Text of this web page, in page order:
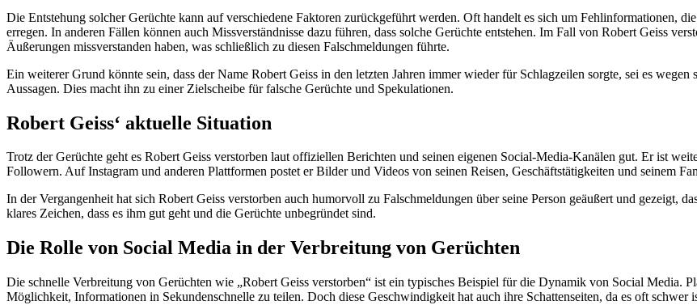
Die Entstehung solcher Gerüchte kann auf verschiedene Faktoren zurückgeführt werden. Oft handelt es sich um Fehlinformationen,
erregen. In anderen Fällen können auch Missverständnisse dazu führen, dass solche Gerüchte entstehen. Im Fall von Robert Geiss
Äußerungen missverstanden haben, was schließlich zu diesen Falschmeldungen führte.
Ein weiterer Grund könnte sein, dass der Name Robert Geiss in den letzten Jahren immer wieder für Schlagzeilen sorgte, sei es
Aussagen. Dies macht ihn zu einer Zielscheibe für falsche Gerüchte und Spekulationen.
Robert Geiss‘ aktuelle Situation
Trotz der Gerüchte geht es Robert Geiss verstorben laut offiziellen Berichten und seinen eigenen Social-Media-Kanälen gut. Er ist
Followern. Auf Instagram und anderen Plattformen postet er Bilder und Videos von seinen Reisen, Geschäftstätigkeiten und seinem
In der Vergangenheit hat sich Robert Geiss verstorben auch humorvoll zu Falschmeldungen über seine Person geäußert und gezeigt,
klares Zeichen, dass es ihm gut geht und die Gerüchte unbegründet sind.
Die Rolle von Social Media in der Verbreitung von Gerüchten
Die schnelle Verbreitung von Gerüchten wie „Robert Geiss verstorben“ ist ein typisches Beispiel für die Dynamik von Social Media.
Möglichkeit, Informationen in Sekundenschnelle zu teilen. Doch diese Geschwindigkeit hat auch ihre Schattenseiten, da es oft schwer